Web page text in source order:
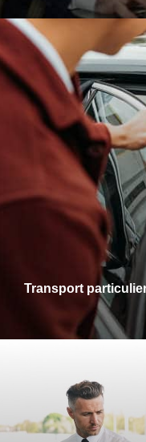
Transport
Que ce soit pour
proches ou un
dans tous vos trajets
service adapté à